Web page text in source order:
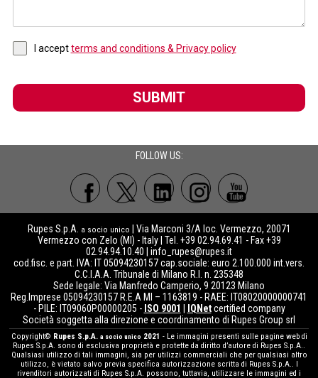
I acceptterms and conditions & Privacy policy
SUBMIT
FOLLOW US:
Rupes S.p.A. a socio unico
| Via Marconi 3/A loc. Vermezzo, 20071
Vermezzo con Zelo (MI) - Italy | Tel. +39 02.94.69.41 - Fax +39
02.94.94.10.40 | info_rupes@rupes.it
cod.fisc. e part. IVA: IT 05094230157 cap.sociale: euro 2.100.000 int.vers.
C.C.I.A.A. Tribunale di Milano R.I. n. 235348
Sede legale: Via Manfredo Camperio, 9 20123 Milano
Reg.Imprese 05094230157 R.E.A MI – 1163819 - RAEE: IT08020000000741
- PILE: IT09060P00000205 - ISO 9001 IQNetcertified company
Società soggetta alla direzione e coordinamento di Rupes Group srl
Copyright© Rupes S.p.A. a socio unico 2021 - Le immagini presenti sulle pagine web di
Rupes S.p.A. sono di esclusiva proprietà e protette da diritto d’autore di Rupes S.p.A..
Qualsiasi utilizzo di tali immagini, sia per utilizzi commerciali che per qualsiasi altro
utilizzo, è vietato salvo previa specifica autorizzazione scritta di Rupes S.p.A.. I
rivenditori autorizzati di Rupes S.p.A. possono, tuttavia, utilizzare le immagini ed i